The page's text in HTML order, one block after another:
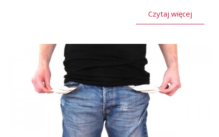
Czytaj więcej